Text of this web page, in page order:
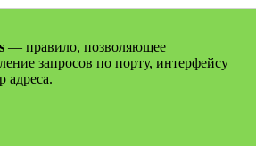
— правило, позволяющее
запросов по порту, интерфейсу
адреса.